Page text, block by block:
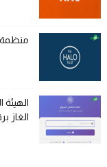
منظمة HALO Trust تعلن عن وظائف شاغرة
الغاز